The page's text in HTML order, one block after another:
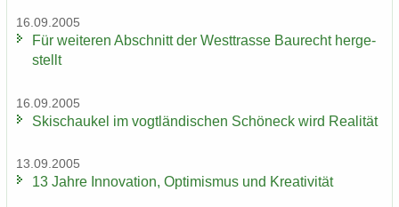
16.09.2005
Für wei­te­ren Ab­schnitt der West­tras­se Bau­recht her­ge­
stellt
16.09.2005
Ski­schau­kel im vogt­län­di­schen Schöneck wird Rea­li­tät
13.09.2005
13 Jahre In­no­va­ti­on, Op­ti­mis­mus und Krea­ti­vi­tät